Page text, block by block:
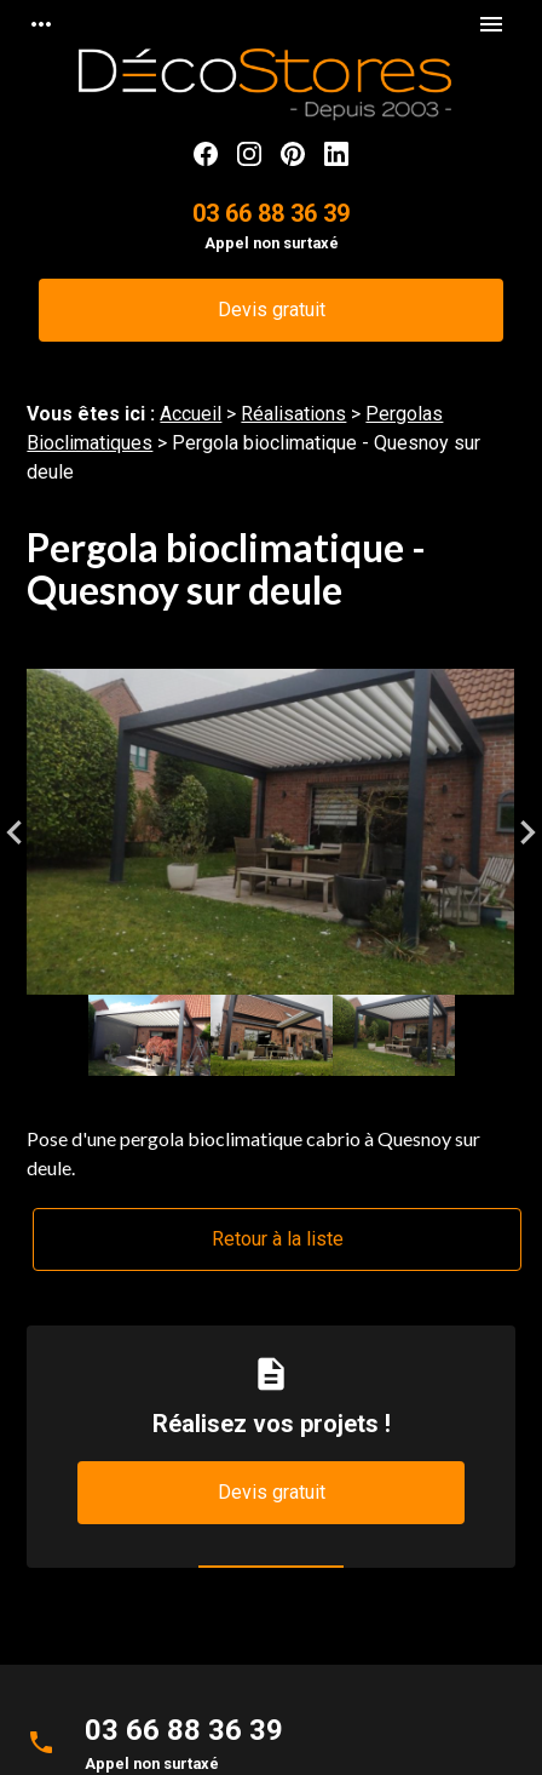
more_horiz menu
03 66 88 36 39
Appel non surtaxé
Devis gratuit
Vous êtes ici :Accueil > Réalisations > Pergolas
Bioclimatiques > Pergola bioclimatique - Quesnoy sur
deule
Pergola bioclimatique -
Quesnoy sur deule
Pose d'une pergola bioclimatique cabrio à Quesnoy sur
deule.
Retour à la liste
description
Réalisez vos projets !
Devis gratuit
phone 03 66 88 36 39
Appel non surtaxé